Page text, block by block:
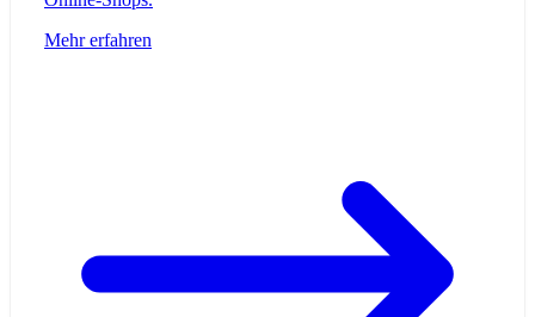
Mehr erfahren